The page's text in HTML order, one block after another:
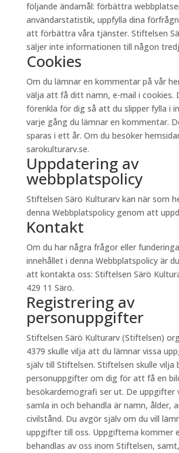
följande ändamål: förbättra
användarstatistik, uppfylla dina
att förbättra våra tjänster. Stiftelsen
säljer inte informationen till någon
Cookies
Om du lämnar en kommentar på vår
välja att få ditt namn, e-mail i cookies.
förenkla för dig så att du slipper fylla i
varje gång du lämnar en kommentar.
sparas i ett år. Om du besöker
sarokulturarv.se.
Uppdatering av
webbplatspolicy
Stiftelsen Särö Kulturarv kan när som
denna Webbplatspolicy genom att
Kontakt
Om du har några frågor eller
innehållet i denna Webbplatspolicy är
att kontakta oss: Stiftelsen Särö
429 11 Särö.
Registrering av
personuppgifter
Stiftelsen Särö Kulturarv (Stiftelsen)
4379 skulle vilja att du lämnar vissa
själv till Stiftelsen. Stiftelsen skulle vilja
personuppgifter om dig för att få en
besökardemografi ser ut. De uppgifter
samla in och behandla är namn, ålder,
civilstånd. Du avgör själv om du vill
uppgifter till oss. Uppgifterna kommer
behandlas av oss inom Stiftelsen,